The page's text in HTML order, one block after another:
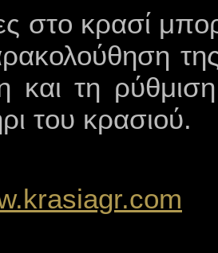
στο κρασί
και τη
του κρασιού.